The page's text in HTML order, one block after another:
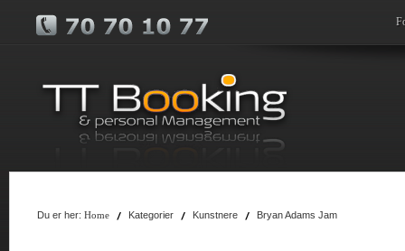
Du er her: Home Kategorier Kunstnere Bryan Adams Jam